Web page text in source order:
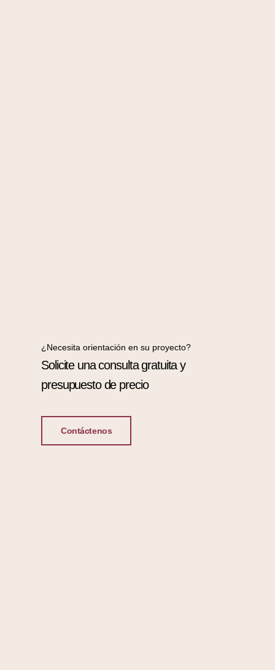
¿Necesita orientación en su proyecto?
Solicite una consulta gratuita y
presupuesto de precio
Contáctenos